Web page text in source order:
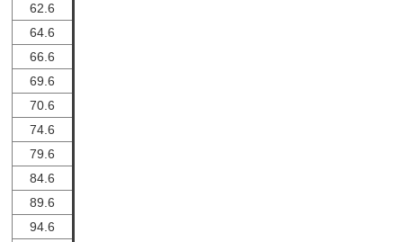
62.6
64.6
66.6
69.6
70.6
74.6
79.6
84.6
89.6
94.6